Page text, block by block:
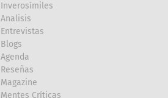
Inverosímiles
Analisis
Entrevistas
Blogs
Agenda
Reseñas
Magazine
Mentes Críticas